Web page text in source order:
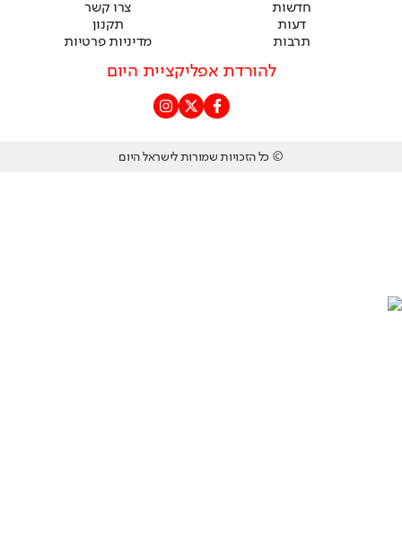
חדשות
דעות
תרבות
צרו קשר
תקנון
מדיניות פרטיות
להורדת אפליקציית היום
© כל הזכויות שמורות לישראל היום